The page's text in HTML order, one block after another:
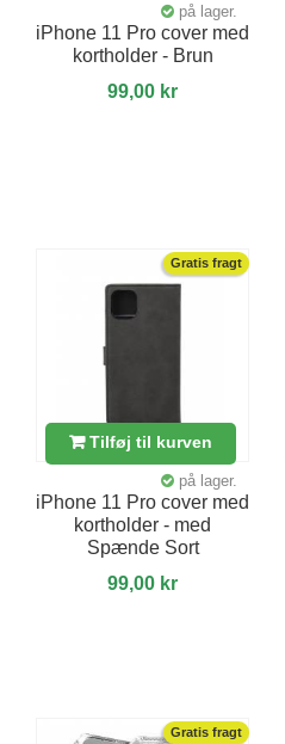
på lager.
iPhone 11 Pro cover med
kortholder - Brun
99,00 kr
Gratis fragt
Tilføj til kurven
på lager.
iPhone 11 Pro cover med
kortholder - med
Spænde Sort
99,00 kr
Gratis fragt